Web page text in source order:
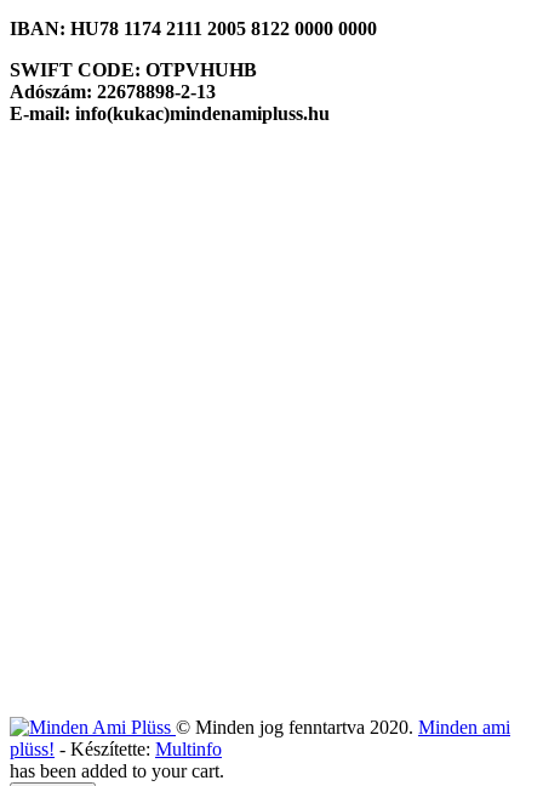
IBAN: HU78 1174 2111 2005 8122 0000 0000
SWIFT CODE: OTPVHUHB
Adószám: 22678898-2-13
E-mail: info(kukac)mindenamipluss.hu
© Minden jog fenntartva 2020. Minden ami
plüss! - Készítette: Multinfo
has been added to your cart.